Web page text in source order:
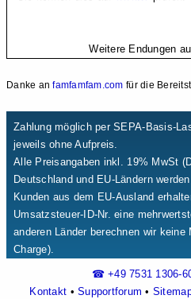
Weitere Endungen
Danke anfamfamfam.com für die
Zahlung möglich per SEPA-Basis-
jeweils ohne Aufpreis.
Alle Preisangaben inkl. 19% MwSt
Deutschland und EU-Ländern
Kunden aus dem EU-Ausland
Umsatzsteuer-ID-Nr. eine
anderen Länder berechnen wir keine
Charge).
☎ +49 7531 1306-
Kontakt •Supportforum •